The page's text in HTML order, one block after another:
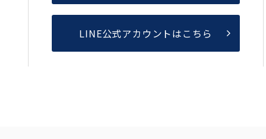
LINE公式アカウントはこちら